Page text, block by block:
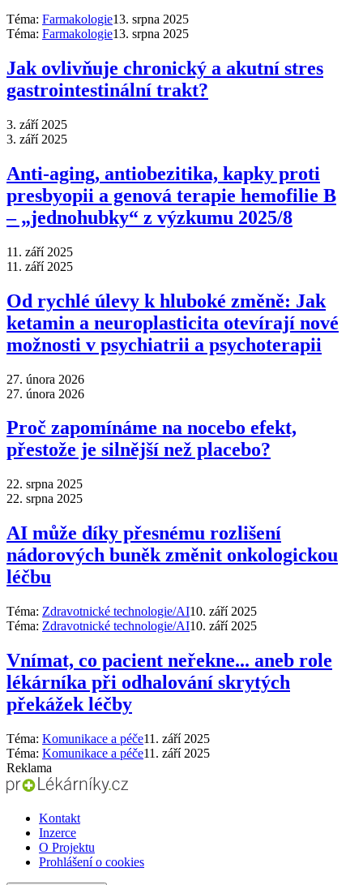
Téma: Farmakologie13. srpna 2025
Téma: Farmakologie13. srpna 2025
Jak ovlivňuje chronický a akutní stres
gastrointestinální trakt?
3. září 2025
3. září 2025
Anti‑aging, antiobezitika, kapky proti
presbyopii a genová terapie hemofilie B
–⁠ „jednohubky“ z výzkumu 2025/8
11. září 2025
11. září 2025
Od rychlé úlevy k hluboké změně: Jak
ketamin a neuroplasticita otevírají nové
možnosti v psychiatrii a psychoterapii
27. února 2026
27. února 2026
Proč zapomínáme na nocebo efekt,
přestože je silnější než placebo?
22. srpna 2025
22. srpna 2025
AI může díky přesnému rozlišení
nádorových buněk změnit onkologickou
léčbu
Téma: Zdravotnické technologie/AI10. září 2025
Téma: Zdravotnické technologie/AI10. září 2025
Vnímat, co pacient neřekne... aneb role
lékárníka při odhalování skrytých
překážek léčby
Téma: Komunikace a péče11. září 2025
Téma: Komunikace a péče11. září 2025
Reklama
Kontakt
Inzerce
O Projektu
Prohlášení o cookies